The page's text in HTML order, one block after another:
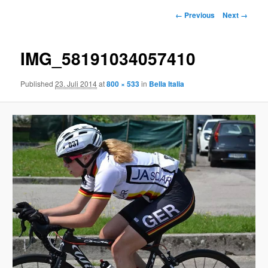
Image
← Previous Next →
IMG_58191034057410
Published23. Juli 2014at800 × 533in Bella Italia